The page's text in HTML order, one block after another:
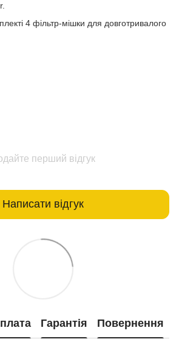
4 фільтр-мішки для довготривалого
перший відгук
Написати відгук
Гарантія Повернення